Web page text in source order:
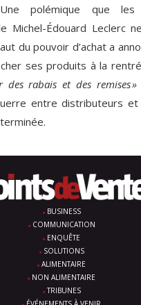
polémique que les
Michel-Édouard Leclerc
du pouvoir d’achat a
ses produits à la
des rabais et des remises »
entre distributeurs et
BUSINESS
COMMUNICATION
ENQUÊTE
SOLUTIONS
ALIMENTAIRE
NON ALIMENTAIRE
TRIBUNES